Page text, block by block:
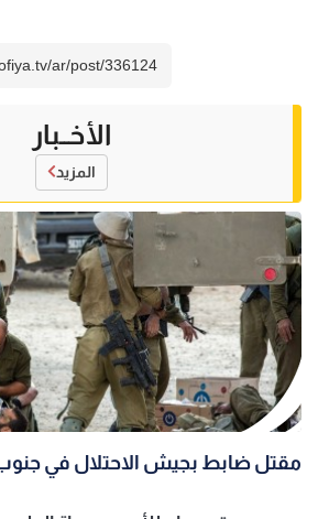
الأخــبار
المزيد
مقتل ضابط بجيش الاحتلال في جنوب